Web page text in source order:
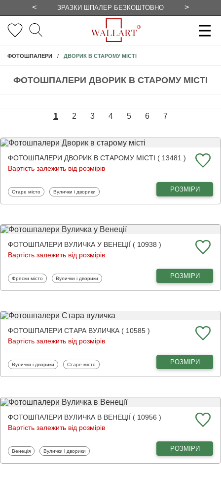
< ЗРАЗКИ ШПАЛЕР БЕЗКОШТОВНО >
ФОТОШПАЛЕРИ ДВОРИК В СТАРОМУ МІСТІ
ФОТОШПАЛЕРИ ДВОРИК В СТАРОМУ МІСТІ
1 2 3 4 5 6 7
ФОТОШПАЛЕРИ ДВОРИК В СТАРОМУ МІСТІ ( 13481 )
Вартість залежить від розмірів
Фотошпалери
Старе місто Фотошпалери
Вулички і дворики РОЗМІРИ
ФОТОШПАЛЕРИ ВУЛИЧКА У ВЕНЕЦІЇ ( 10938 )
Вартість залежить від розмірів
Фотошпалери
Фрески місто Фотошпалери
Вулички і дворики РОЗМІРИ
ФОТОШПАЛЕРИ СТАРА ВУЛИЧКА ( 10585 )
Вартість залежить від розмірів
Фотошпалери
Вулички і дворики Фотошпалери
Старе місто РОЗМІРИ
ФОТОШПАЛЕРИ ВУЛИЧКА В ВЕНЕЦІЇ ( 10956 )
Вартість залежить від розмірів
Фотошпалери
Венеція Фотошпалери
Вулички і дворики РОЗМІРИ